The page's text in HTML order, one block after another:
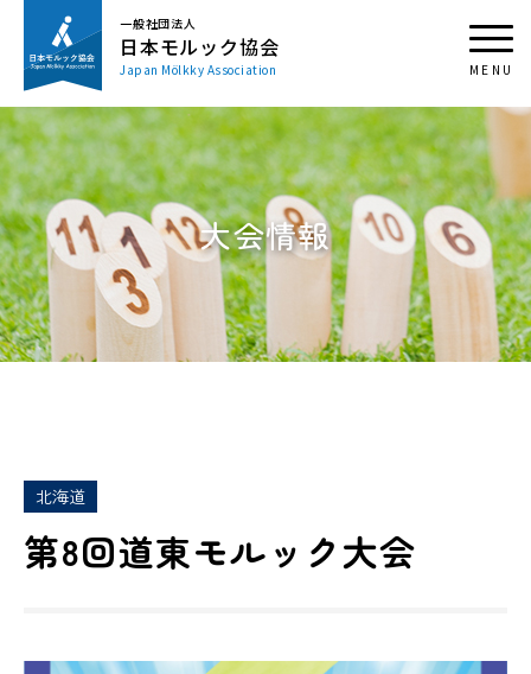
一般社団法人
日本モルック協会
Japan Mölkky Association
大会情報
北海道
第8回道東モルック大会